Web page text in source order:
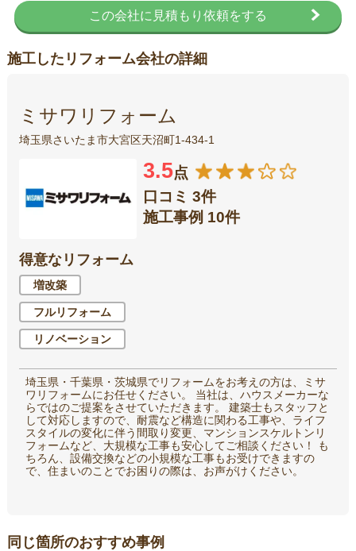
この会社に見積もり依頼をする
施工したリフォーム会社の詳細
ミサワリフォーム
埼玉県さいたま市大宮区天沼町1-434-1
3.5点
口コミ 3件
施工事例 10件
得意なリフォーム
増改築
フルリフォーム
リノベーション
埼玉県・千葉県・茨城県でリフォームをお考えの方は、ミサ
ワリフォームにお任せください。 当社は、ハウスメーカーな
らではのご提案をさせていただきます。 建築士もスタッフと
して対応しますので、耐震など構造に関わる工事や、ライフ
スタイルの変化に伴う間取り変更、マンションスケルトンリ
フォームなど、大規模な工事も安心してご相談ください！ も
ちろん、設備交換などの小規模な工事もお受けできますの
で、住まいのことでお困りの際は、お声がけください。
同じ箇所のおすすめ事例